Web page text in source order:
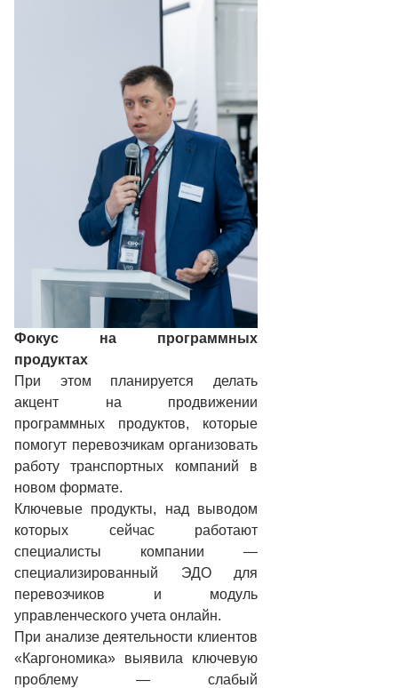
Фокус на программных
продуктах
При этом планируется делать
акцент на продвижении
программных продуктов, которые
помогут перевозчикам организовать
работу транспортных компаний в
новом формате.
Ключевые продукты, над выводом
которых сейчас работают
специалисты компании —
специализированный ЭДО для
перевозчиков и модуль
управленческого учета онлайн.
При анализе деятельности клиентов
«Каргономика» выявила ключевую
проблему — слабый